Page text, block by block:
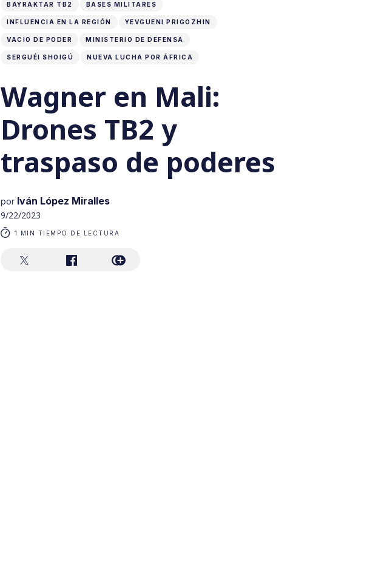
BAYRAKTAR TB2 BASES MILITARES
INFLUENCIA EN LA REGIÓN YEVGUENI PRIGOZHIN
VACIO DE PODER MINISTERIO DE DEFENSA
SERGUÉI SHOIGÚ NUEVA LUCHA POR ÁFRICA
Wagner en Mali:
Drones TB2 y
traspaso de poderes
por Iván López Miralles
9/22/2023
1 MIN TIEMPO DE LECTURA